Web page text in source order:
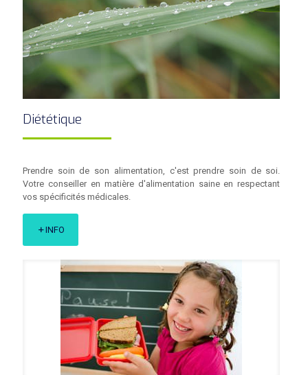
Diététique
Prendre soin de son alimentation, c'est prendre soin de soi.
Votre conseiller en matière d'alimentation saine en respectant
vos spécificités médicales.
INFO